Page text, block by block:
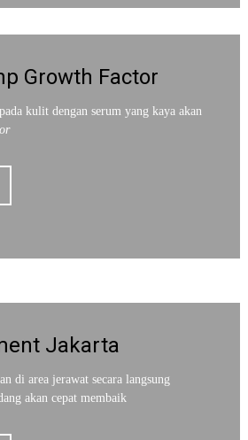
Growth Factor
kulit dengan serum yang kaya akan
Jakarta
di area jerawat secara langsung
akan cepat membaik